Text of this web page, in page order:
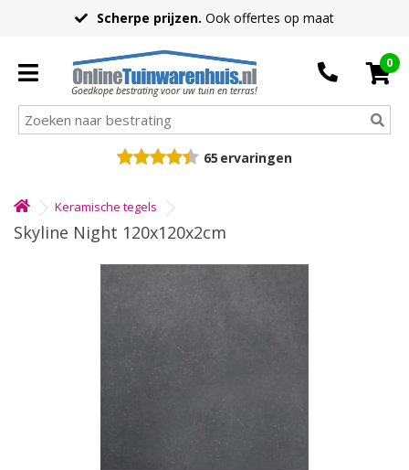
Scherpe prijzen. Ook offertes op maat
Goedkope bestrating voor uw tuin en terras!
0
65 ervaringen
Keramische tegels
Skyline Night 120x120x2cm